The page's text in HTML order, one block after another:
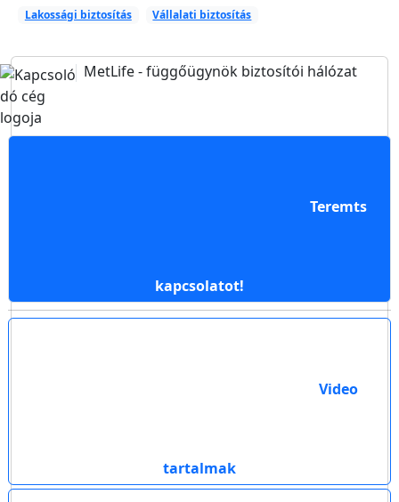
Lakossági biztosítás Vállalati biztosítás
MetLife- függőügynök biztosítói hálózat
Teremts
kapcsolatot!
Video
tartalmak